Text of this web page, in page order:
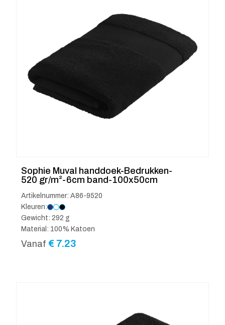
Sophie Muval handdoek-Bedrukken-
520 gr/m²-6cm band-100x50cm
Artikelnummer: A86-9520
Kleuren:
Gewicht: 292 g
Material: 100% Katoen
Vanaf € 7.23